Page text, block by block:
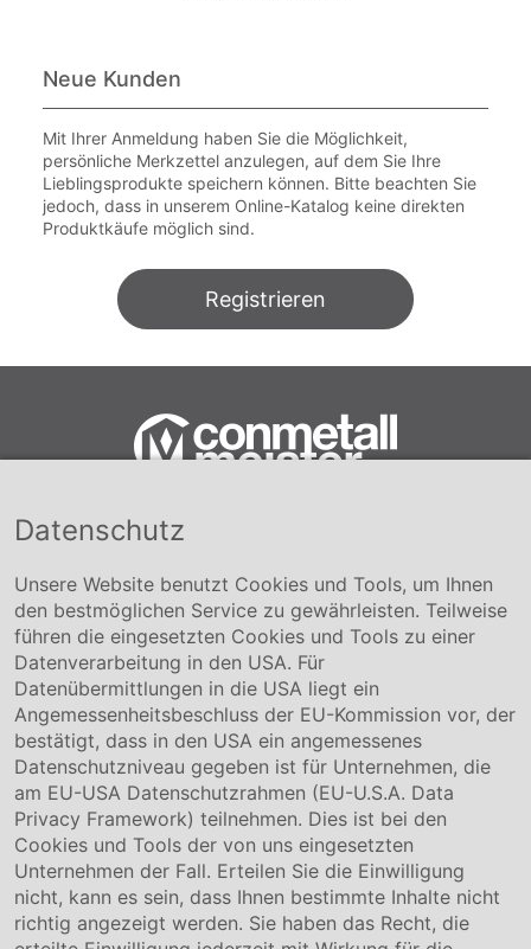
Neue Kunden
Mit Ihrer Anmeldung haben Sie die Möglichkeit,
persönliche Merkzettel anzulegen, auf dem Sie Ihre
Lieblingsprodukte speichern können. Bitte beachten Sie
jedoch, dass in unserem Online-Katalog keine direkten
Produktkäufe möglich sind.
Registrieren
Conmetall Meister GmbH
+49 5141-180
info@conmetallmeister.de
www.conmetallmeister.de
Unternehmen
Über uns
Compliance
Hinweisgebersystem
Karriere
Service & Kontakt
Kontakt
Downloads
Garantiebedingungen
Datenschutz
Unsere Website benutzt Cookies und Tools, um Ihnen
den bestmöglichen Service zu gewährleisten. Teilweise
führen die eingesetzten Cookies und Tools zu einer
Datenverarbeitung in den USA. Für
Datenübermittlungen in die USA liegt ein
Angemessenheitsbeschluss der EU-Kommission vor, der
bestätigt, dass in den USA ein angemessenes
Datenschutzniveau gegeben ist für Unternehmen, die
am EU-USA Datenschutzrahmen (EU-U.S.A. Data
Privacy Framework) teilnehmen. Dies ist bei den
Cookies und Tools der von uns eingesetzten
Unternehmen der Fall. Erteilen Sie die Einwilligung
nicht, kann es sein, dass Ihnen bestimmte Inhalte nicht
richtig angezeigt werden. Sie haben das Recht, die